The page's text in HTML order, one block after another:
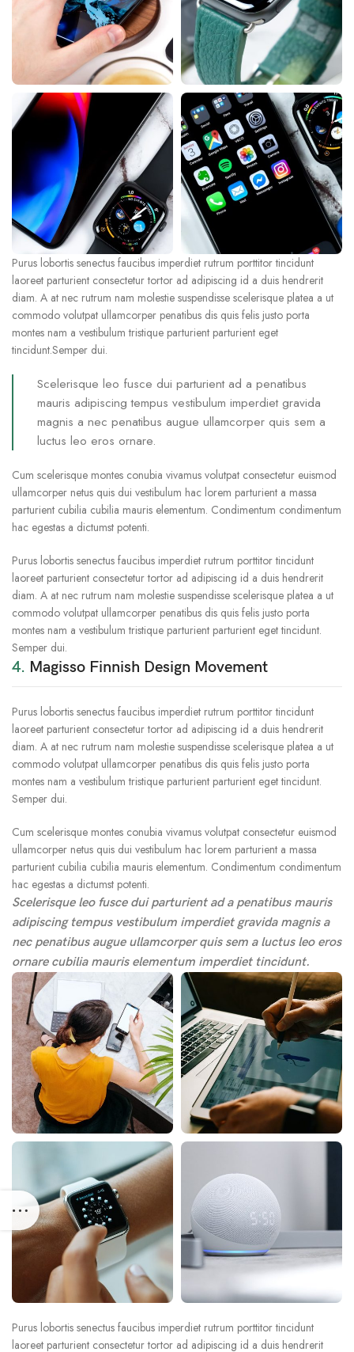
Purus lobortis senectus faucibus imperdiet rutrum porttitor tincidunt
laoreet parturient consectetur tortor ad adipiscing id a duis hendrerit
diam. A at nec rutrum nam molestie suspendisse scelerisque platea a ut
commodo volutpat ullamcorper penatibus dis quis felis justo porta
montes nam a vestibulum tristique parturient parturient eget
tincidunt.Semper dui.
Scelerisque leo fusce dui parturient ad a penatibus
mauris adipiscing tempus vestibulum imperdiet gravida
magnis a nec penatibus augue ullamcorper quis sem a
luctus leo eros ornare.
Cum scelerisque montes conubia vivamus volutpat consectetur euismod
ullamcorper netus quis dui vestibulum hac lorem parturient a massa
parturient cubilia cubilia mauris elementum. Condimentum condimentum
hac egestas a dictumst potenti.
Purus lobortis senectus faucibus imperdiet rutrum porttitor tincidunt
laoreet parturient consectetur tortor ad adipiscing id a duis hendrerit
diam. A at nec rutrum nam molestie suspendisse scelerisque platea a ut
commodo volutpat ullamcorper penatibus dis quis felis justo porta
montes nam a vestibulum tristique parturient parturient eget tincidunt.
Semper dui.
4. Magisso Finnish Design Movement
Purus lobortis senectus faucibus imperdiet rutrum porttitor tincidunt
laoreet parturient consectetur tortor ad adipiscing id a duis hendrerit
diam. A at nec rutrum nam molestie suspendisse scelerisque platea a ut
commodo volutpat ullamcorper penatibus dis quis felis justo porta
montes nam a vestibulum tristique parturient parturient eget tincidunt.
Semper dui.
Cum scelerisque montes conubia vivamus volutpat consectetur euismod
ullamcorper netus quis dui vestibulum hac lorem parturient a massa
parturient cubilia cubilia mauris elementum. Condimentum condimentum
hac egestas a dictumst potenti.
Scelerisque leo fusce dui parturient ad a penatibus mauris
adipiscing tempus vestibulum imperdiet gravida magnis a
nec penatibus augue ullamcorper quis sem a luctus leo eros
ornare cubilia mauris elementum imperdiet tincidunt.
Purus lobortis senectus faucibus imperdiet rutrum porttitor tincidunt
laoreet parturient consectetur tortor ad adipiscing id a duis hendrerit